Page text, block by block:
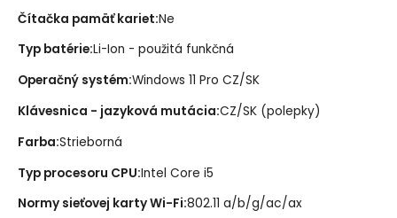
Čítačka pamäť kariet:Ne
Typ batérie:Li-Ion - použitá funkčná
Operačný systém:Windows 11 Pro CZ/SK
Klávesnica - jazyková mutácia:CZ/SK (polepky)
Farba:Strieborná
Typ procesoru CPU:Intel Core i5
Normy sieťovej karty Wi-Fi:802.11 a/b/g/ac/ax